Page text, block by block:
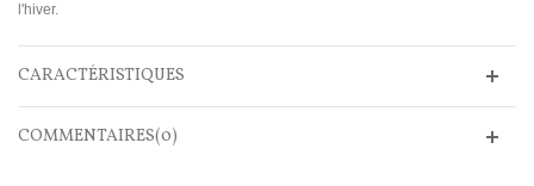
l'hiver.
CARACTÉRISTIQUES
COMMENTAIRES(0)